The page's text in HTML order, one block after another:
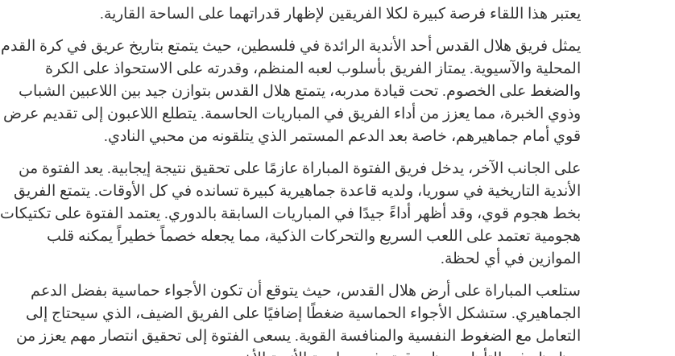
يعتبر هذا اللقاء فرصة كبيرة لكلا الفريقين لإظهار قدراتهما على الساحة القارية.
يمثل فريق هلال القدس أحد الأندية الرائدة في فلسطين، حيث يتمتع بتاريخ عريق في كرة القدم
المحلية والآسيوية. يمتاز الفريق بأسلوب لعبه المنظم، وقدرته على الاستحواذ على الكرة
والضغط على الخصوم. تحت قيادة مدربه، يتمتع هلال القدس بتوازن جيد بين اللاعبين الشباب
وذوي الخبرة، مما يعزز من أداء الفريق في المباريات الحاسمة. يتطلع اللاعبون إلى تقديم عرض
قوي أمام جماهيرهم، خاصة بعد الدعم المستمر الذي يتلقونه من محبي النادي.
على الجانب الآخر، يدخل فريق الفتوة المباراة عازمًا على تحقيق نتيجة إيجابية. يعد الفتوة من
الأندية التاريخية في سوريا، ولديه قاعدة جماهيرية كبيرة تسانده في كل الأوقات. يتمتع الفريق
بخط هجوم قوي، وقد أظهر أداءً جيدًا في المباريات السابقة بالدوري. يعتمد الفتوة على تكتيكات
هجومية تعتمد على اللعب السريع والتحركات الذكية، مما يجعله خصماً خطيراً يمكنه قلب
الموازين في أي لحظة.
ستلعب المباراة على أرض هلال القدس، حيث يتوقع أن تكون الأجواء حماسية بفضل الدعم
الجماهيري. ستشكل الأجواء الحماسية ضغطًا إضافيًا على الفريق الضيف، الذي سيحتاج إلى
التعامل مع الضغوط النفسية والمنافسة القوية. يسعى الفتوة إلى تحقيق انتصار مهم يعزز من